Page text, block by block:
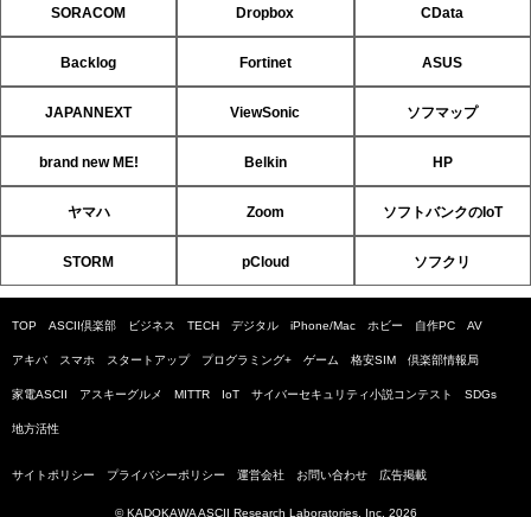
SORACOM Dropbox CData
Backlog Fortinet ASUS
JAPANNEXT ViewSonic ソフマップ
brand new ME! Belkin HP
ヤマハ Zoom ソフトバンクのIoT
STORM pCloud ソフクリ
TOP ASCII倶楽部 ビジネス TECH デジタル iPhone/Mac ホビー 自作PC AV
アキバ スマホ スタートアップ プログラミング+ ゲーム 格安SIM 倶楽部情報局
家電ASCII アスキーグルメ MITTR IoT サイバーセキュリティ小説コンテスト SDGs
地方活性
サイトポリシー プライバシーポリシー 運営会社 お問い合わせ 広告掲載
© KADOKAWA ASCII Research Laboratories, Inc. 2026